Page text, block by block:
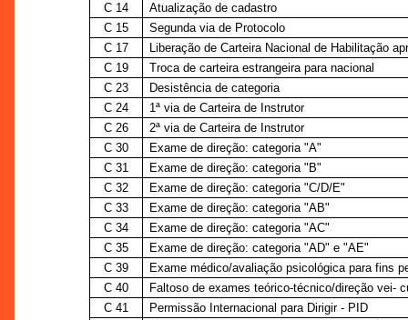
C 14
Atualização de cadastro
C 15
Segunda via de Protocolo
C 17
Liberação de Carteira Nacional de Habilitação
C 19
Troca de carteira estrangeira para nacional
C 23
Desistência de categoria
C 24
1ª via de Carteira de Instrutor
C 26
2ª via de Carteira de Instrutor
C 30
Exame de direção: categoria "A"
C 31
Exame de direção: categoria "B"
C 32
Exame de direção: categoria "C/D/E"
C 33
Exame de direção: categoria "AB"
C 34
Exame de direção: categoria "AC"
C 35
Exame de direção: categoria "AD" e "AE"
C 39
Exame médico/avaliação psicológica para fins
C 40
Faltoso de exames teórico-técnico/direção vei-
C 41
Permissão Internacional para Dirigir - PID